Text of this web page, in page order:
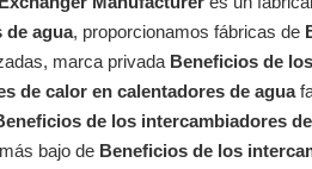
de agua, proporcionamos fábricas de
marca privada Beneficios de
de calor en calentadores de agua
de los intercambiadores
bajo de Beneficios de los